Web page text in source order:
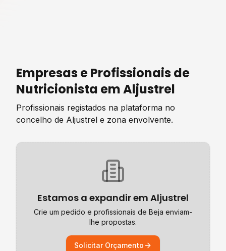
Empresas e Profissionais de
Nutricionista emAljustrel
Profissionais registados na plataforma no
concelho de Aljustrel e zona envolvente.
Estamos a expandir em Aljustrel
Crie um pedido e profissionais de Beja enviam-
lhe propostas.
Solicitar Orçamento